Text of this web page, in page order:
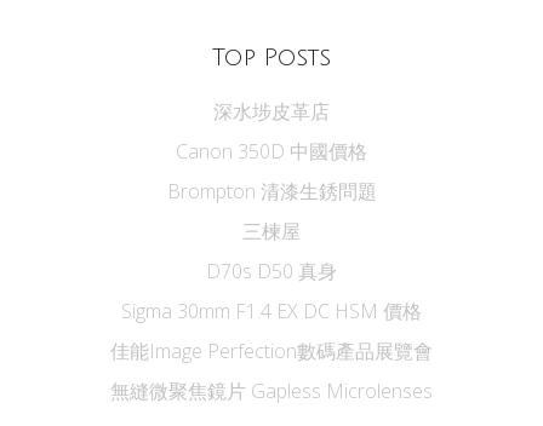
Top Posts
深水埗皮革店
Canon 350D 中國價格
Brompton 清漆生銹問題
三楝屋
D70s D50 真身
Sigma 30mm F1.4 EX DC HSM 價格
佳能Image Perfection數碼產品展覽會
無縫微聚焦鏡片 Gapless Microlenses